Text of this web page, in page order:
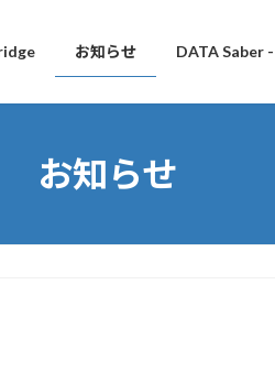
お知らせ DATA Saber
お知らせ